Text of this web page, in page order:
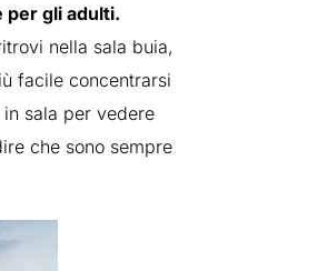
per gli adulti.
nella sala buia,
facile concentrarsi
sala per vedere
che sono sempre